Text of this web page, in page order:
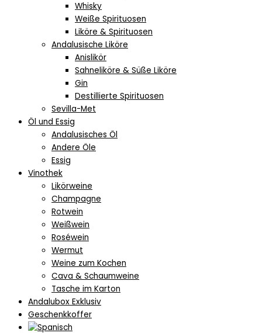
Whisky
Weiße Spirituosen
Liköre & Spirituosen
Andalusische Liköre
Anislikör
Sahneliköre & Süße Liköre
Gin
Destillierte Spirituosen
Sevilla-Met
Öl und Essig
Andalusisches Öl
Andere Öle
Essig
Vinothek
Likörweine
Champagne
Rotwein
Weißwein
Roséwein
Wermut
Weine zum Kochen
Cava & Schaumweine
Tasche im Karton
Andalubox Exklusiv
Geschenkkoffer